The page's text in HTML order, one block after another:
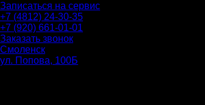
Записаться на сервис
+7 (4812) 24-30-35
+7 (920) 661-01-01
Заказать звонок
Смоленск
ул. Попова, 100Б